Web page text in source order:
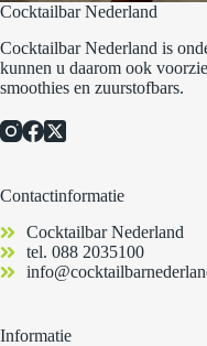
Cocktailbar Nederland
Cocktailbar Nederland is
kunnen u daarom ook
smoothies en zuurstofbars.
Contactinformatie
Cocktailbar Nederland
tel. 088 2035100
Informatie